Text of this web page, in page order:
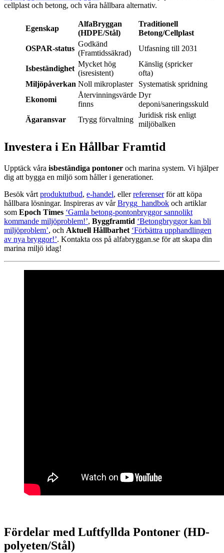
cellplast och betong, och våra hållbara alternativ.
Egenskap
AlfaBryggan
(HDPE/Stål)
Traditionell
Betong/Cellplast
OSPAR-status
Godkänd
(Framtidssäkrad)
Utfasning till 2031
Isbeständighet
Mycket hög
(isresistent)
Känslig (spricker
ofta)
Miljöpåverkan Noll mikroplaster
Systematisk spridning
Ekonomi
Återvinningsvärde
finns
Dyr
deponi/saneringsskuld
Ägaransvar
Trygg förvaltning
Juridisk risk enligt
miljöbalken
Investera i En Hållbar Framtid
Upptäck våra isbeständiga pontoner och marina system. Vi hjälper
dig att bygga en miljö som håller i generationer.
Besök vårt produktutbud, e-handel, ellerreferenserför att köpa
hållbara lösningar. Inspireras av vårBrygg_handbok och artiklar
som Epoch Times ‘Gamla betong-pontonbryggor sannolikt
kommande miljöproblem!’, Byggframtid ‘Betongbryggor kan bli
miljöproblem’, och Aktuell Hållbarhet ‘Förbättra upphandlingen
av nya bryggor!’. Kontakta oss på alfabryggan.se för att skapa din
marina miljö idag!
Fördelar med Luftfyllda Pontoner (HD-
polyeten/Stål)